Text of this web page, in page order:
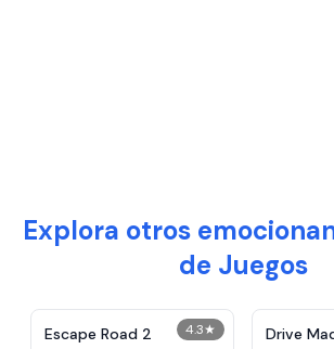
Explora otros
de Juegos
4.3★
Escape Road 2 Drive